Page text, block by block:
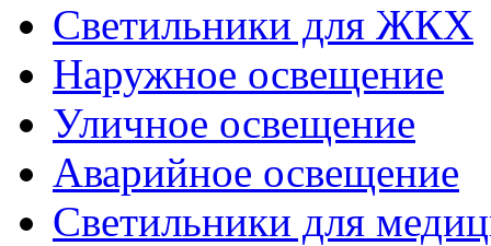
Светильники для ЖКХ
Наружное освещение
Уличное освещение
Аварийное освещение
Светильники для